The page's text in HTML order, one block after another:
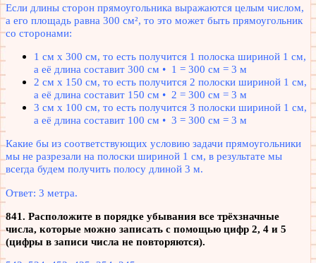
Если длины сторон прямоугольника выражаются целым числом,
а его площадь равна 300 см², то это может быть прямоугольник
со сторонами:
1 см х 300 см, то есть получится 1 полоска шириной 1 см,
а её длина составит 300 см • 1 = 300 см = 3 м
2 см х 150 см, то есть получится 2 полоски шириной 1 см,
а её длина составит 150 см • 2 = 300 см = 3 м
3 см х 100 см, то есть получится 3 полоски шириной 1 см,
а её длина составит 100 см • 3 = 300 см = 3 м
Какие бы из соответствующих условию задачи прямоугольники
мы не разрезали на полоски шириной 1 см, в результате мы
всегда будем получить полосу длиной 3 м.
Ответ: 3 метра.
841. Расположите в порядке убывания все трёхзначные
числа, которые можно записать с помощью цифр 2, 4 и 5
(цифры в записи числа не повторяются).